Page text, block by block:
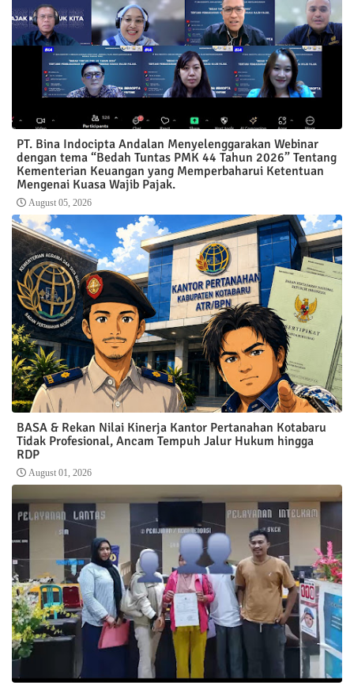
PT. Bina Indocipta Andalan Menyelenggarakan Webinar
dengan tema “Bedah Tuntas PMK 44 Tahun 2026” Tentang
Kementerian Keuangan yang Memperbaharui Ketentuan
Mengenai Kuasa Wajib Pajak.
August 05, 2026
BASA & Rekan Nilai Kinerja Kantor Pertanahan Kotabaru
Tidak Profesional, Ancam Tempuh Jalur Hukum hingga
RDP
August 01, 2026